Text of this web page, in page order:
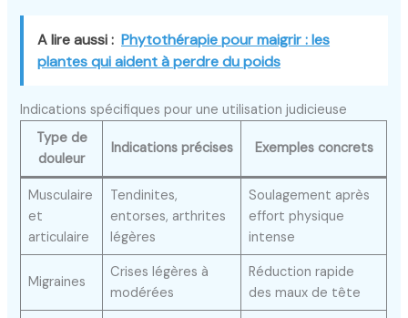
A lire aussi : Phytothérapie pour maigrir : les
plantes qui aident à perdre du poids
Indications spécifiques pour une utilisation judicieuse
Type de
douleur
Indications précises Exemples concrets
Musculaire
et
articulaire
Tendinites,
entorses, arthrites
légères
Soulagement après
effort physique
intense
Migraines
Crises légères à
modérées
Réduction rapide
des maux de tête